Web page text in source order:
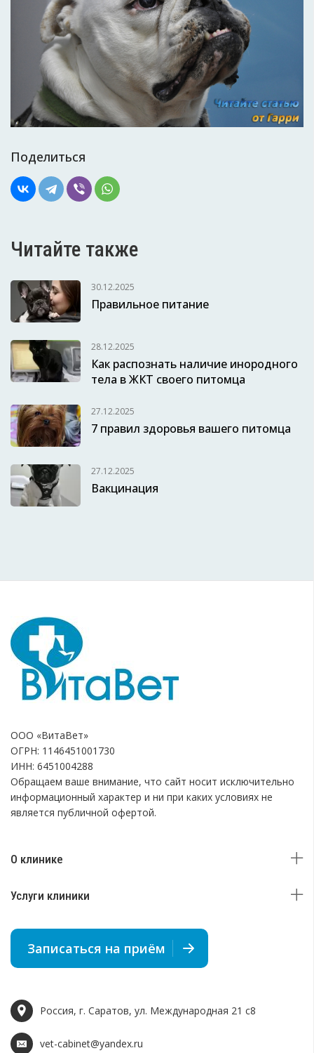
Поделиться
Читайте также
30.12.2025
Правильное питание
28.12.2025
Как распознать наличие инородного
тела в ЖКТ своего питомца
27.12.2025
7 правил здоровья вашего питомца
27.12.2025
Вакцинация
ООО «ВитаВет»
ОГРН: 1146451001730
ИНН: 6451004288
Обращаем ваше внимание, что сайт носит исключительно
информационный характер и ни при каких условиях не
является публичной офертой.
О клинике
Услуги клиники
Записаться на приём
Россия, г. Саратов, ул. Международная 21 c8
vet-cabinet@yandex.ru